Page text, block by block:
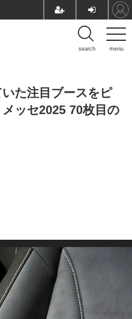
menu
search
た注目ブースをピ
ッセ2025 70枚目の